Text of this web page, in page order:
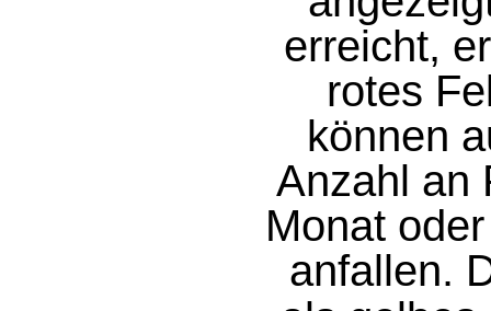
erreicht,
rotes
können
Anzahl an
Monat
anfallen.